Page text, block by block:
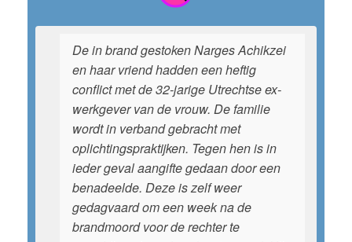
De in brand gestoken Narges Achikzei
en haar vriend hadden een heftig
conflict met de 32-jarige Utrechtse ex-
werkgever van de vrouw. De familie
wordt in verband gebracht met
oplichtingspraktijken. Tegen hen is in
ieder geval aangifte gedaan door een
benadeelde. Deze is zelf weer
gedagvaard om een week na de
brandmoord voor de rechter te